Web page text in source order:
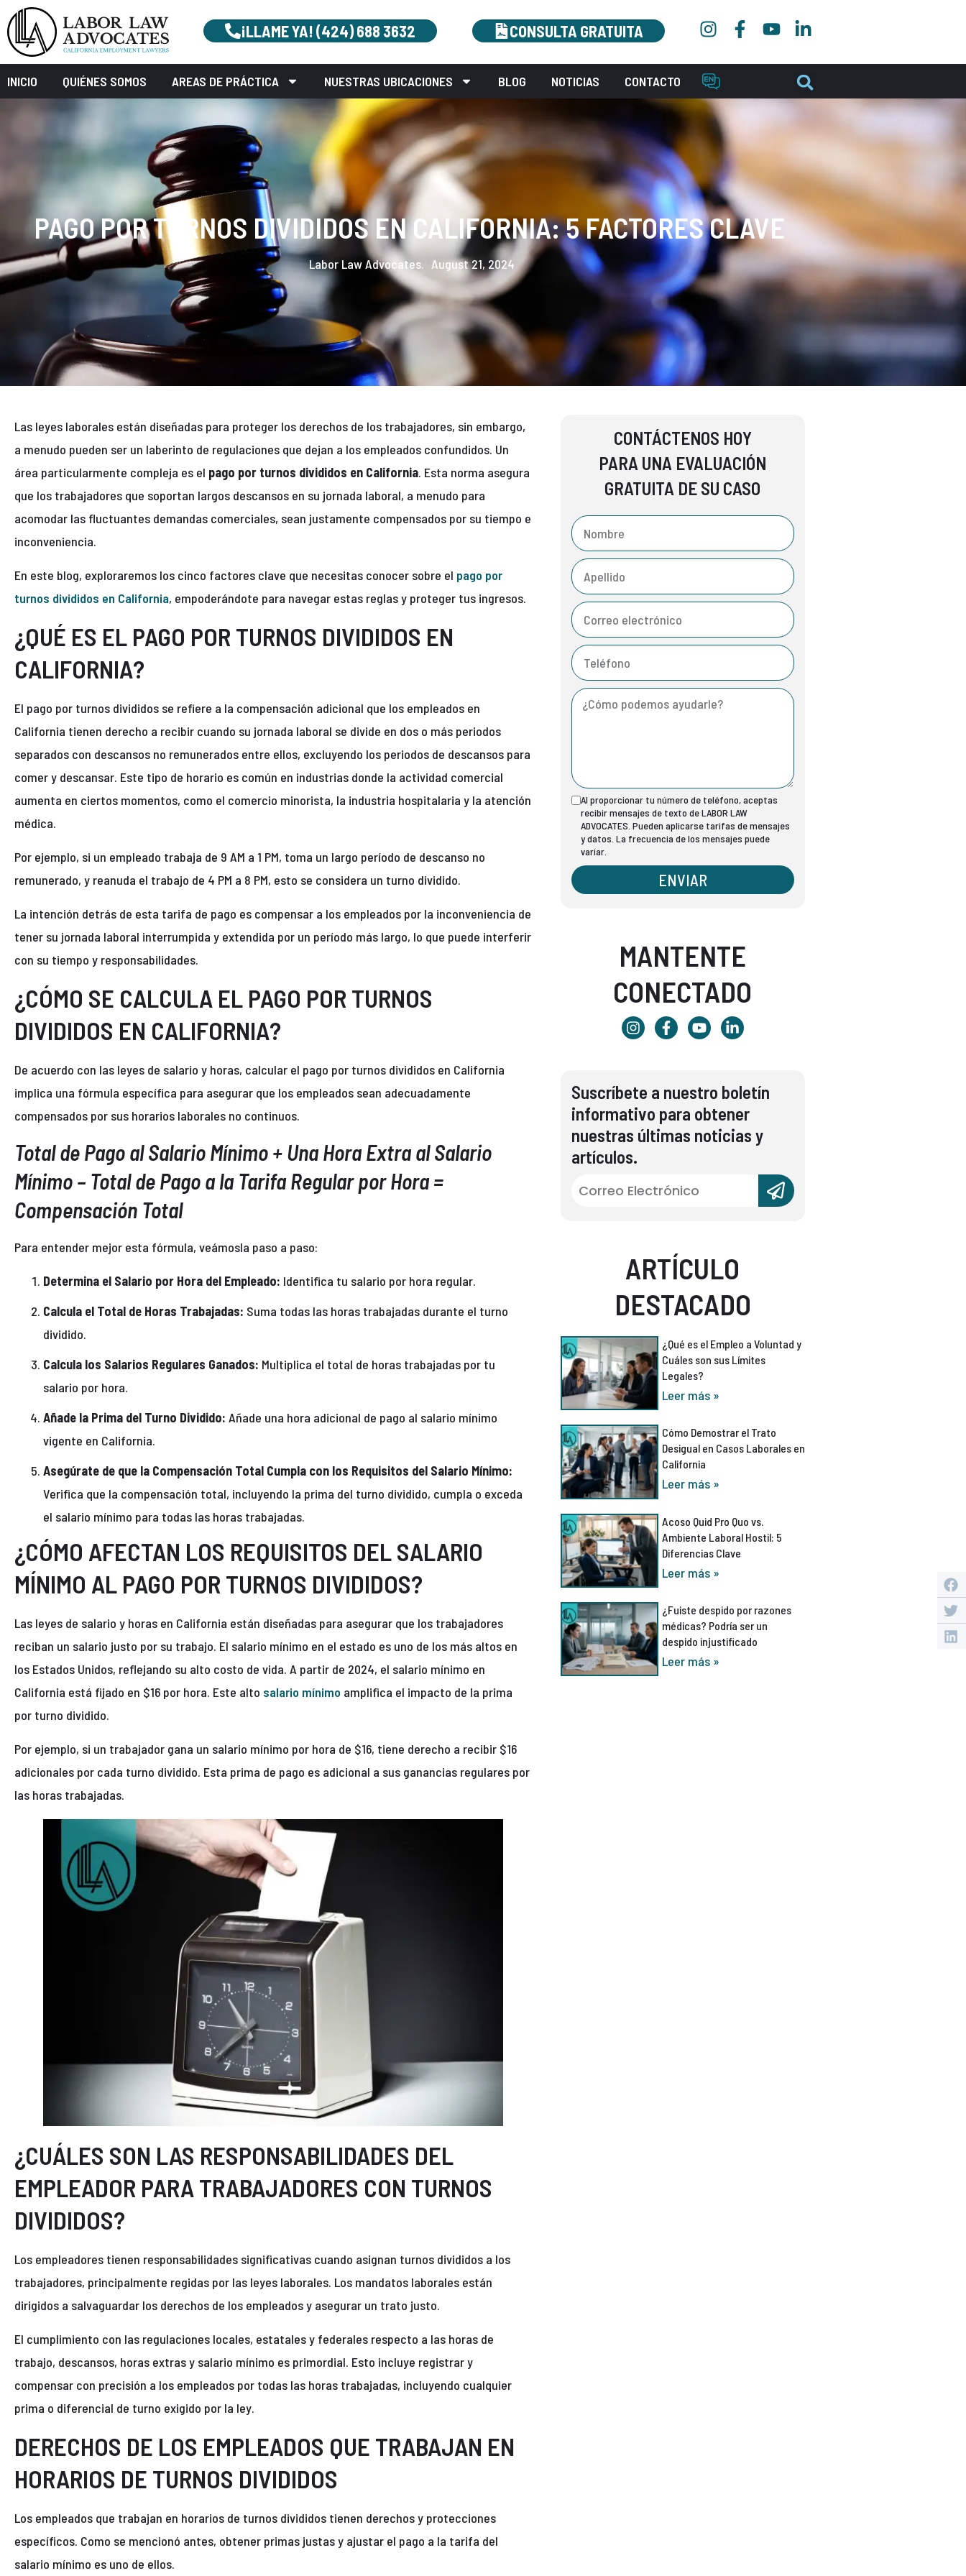
¡LLAME YA! (424) 688 3632 CONSULTA GRATUITA
INICIO QUIÉNES SOMOS AREAS DE PRÁCTICA NUESTRAS UBICACIONES BLOG NOTICIAS CONTACTO
PAGO POR TURNOS DIVIDIDOS EN CALIFORNIA: 5 FACTORES CLAVE
Labor Law Advocates. August 21, 2024
Las leyes laborales están diseñadas para proteger los derechos de los trabajadores, sin embargo,
a menudo pueden ser un laberinto de regulaciones que dejan a los empleados confundidos. Un
área particularmente compleja es el pago por turnos divididos en California. Esta norma asegura
que los trabajadores que soportan largos descansos en su jornada laboral, a menudo para
acomodar las fluctuantes demandas comerciales, sean justamente compensados por su tiempo e
inconveniencia.
En este blog, exploraremos los cinco factores clave que necesitas conocer sobre el pago por
turnos divididos en California, empoderándote para navegar estas reglas y proteger tus ingresos.
¿QUÉ ES EL PAGO POR TURNOS DIVIDIDOS EN
CALIFORNIA?
El pago por turnos divididos se refiere a la compensación adicional que los empleados en
California tienen derecho a recibir cuando su jornada laboral se divide en dos o más periodos
separados con descansos no remunerados entre ellos, excluyendo los periodos de descansos para
comer y descansar. Este tipo de horario es común en industrias donde la actividad comercial
aumenta en ciertos momentos, como el comercio minorista, la industria hospitalaria y la atención
médica.
Por ejemplo, si un empleado trabaja de 9 AM a 1 PM, toma un largo período de descanso no
remunerado, y reanuda el trabajo de 4 PM a 8 PM, esto se considera un turno dividido.
La intención detrás de esta tarifa de pago es compensar a los empleados por la inconveniencia de
tener su jornada laboral interrumpida y extendida por un período más largo, lo que puede interferir
con su tiempo y responsabilidades.
¿CÓMO SE CALCULA EL PAGO POR TURNOS
DIVIDIDOS EN CALIFORNIA?
De acuerdo con las leyes de salario y horas, calcular el pago por turnos divididos en California
implica una fórmula específica para asegurar que los empleados sean adecuadamente
compensados por sus horarios laborales no continuos.
Total de Pago al Salario Mínimo + Una Hora Extra al Salario
Mínimo – Total de Pago a la Tarifa Regular por Hora =
Compensación Total
Para entender mejor esta fórmula, veámosla paso a paso:
Determina el Salario por Hora del Empleado: Identifica tu salario por hora regular.
Calcula el Total de Horas Trabajadas: Suma todas las horas trabajadas durante el turno
dividido.
Calcula los Salarios Regulares Ganados: Multiplica el total de horas trabajadas por tu
salario por hora.
Añade la Prima del Turno Dividido: Añade una hora adicional de pago al salario mínimo
vigente en California.
Asegúrate de que la Compensación Total Cumpla con los Requisitos del Salario Mínimo:
Verifica que la compensación total, incluyendo la prima del turno dividido, cumpla o exceda
el salario mínimo para todas las horas trabajadas.
¿CÓMO AFECTAN LOS REQUISITOS DEL SALARIO
MÍNIMO AL PAGO POR TURNOS DIVIDIDOS?
Las leyes de salario y horas en California están diseñadas para asegurar que los trabajadores
reciban un salario justo por su trabajo. El salario mínimo en el estado es uno de los más altos en
los Estados Unidos, reflejando su alto costo de vida. A partir de 2024, el salario mínimo en
California está fijado en $16 por hora. Este alto salario mínimo amplifica el impacto de la prima
por turno dividido.
Por ejemplo, si un trabajador gana un salario mínimo por hora de $16, tiene derecho a recibir $16
adicionales por cada turno dividido. Esta prima de pago es adicional a sus ganancias regulares por
las horas trabajadas.
¿CUÁLES SON LAS RESPONSABILIDADES DEL
EMPLEADOR PARA TRABAJADORES CON TURNOS
DIVIDIDOS?
Los empleadores tienen responsabilidades significativas cuando asignan turnos divididos a los
trabajadores, principalmente regidas por las leyes laborales. Los mandatos laborales están
dirigidos a salvaguardar los derechos de los empleados y asegurar un trato justo.
El cumplimiento con las regulaciones locales, estatales y federales respecto a las horas de
trabajo, descansos, horas extras y salario mínimo es primordial. Esto incluye registrar y
compensar con precisión a los empleados por todas las horas trabajadas, incluyendo cualquier
prima o diferencial de turno exigido por la ley.
DERECHOS DE LOS EMPLEADOS QUE TRABAJAN EN
HORARIOS DE TURNOS DIVIDIDOS
Los empleados que trabajan en horarios de turnos divididos tienen derechos y protecciones
específicos. Como se mencionó antes, obtener primas justas y ajustar el pago a la tarifa del
salario mínimo es uno de ellos.
CONTÁCTENOS HOY
PARA UNA EVALUACIÓN
GRATUITA DE SU CASO
Al proporcionar tu número de teléfono, aceptas
recibir mensajes de texto de LABOR LAW
ADVOCATES. Pueden aplicarse tarifas de mensajes
y datos. La frecuencia de los mensajes puede
variar.
ENVIAR
MANTENTE
CONECTADO
Suscríbete a nuestro boletín
informativo para obtener
nuestras últimas noticias y
artículos.
ARTÍCULO
DESTACADO
¿Qué es el Empleo a Voluntad y
Cuáles son sus Límites
Legales?
Leer más »
Cómo Demostrar el Trato
Desigual en Casos Laborales en
California
Leer más »
Acoso Quid Pro Quo vs.
Ambiente Laboral Hostil: 5
Diferencias Clave
Leer más »
¿Fuiste despido por razones
médicas? Podría ser un
despido injustificado
Leer más »